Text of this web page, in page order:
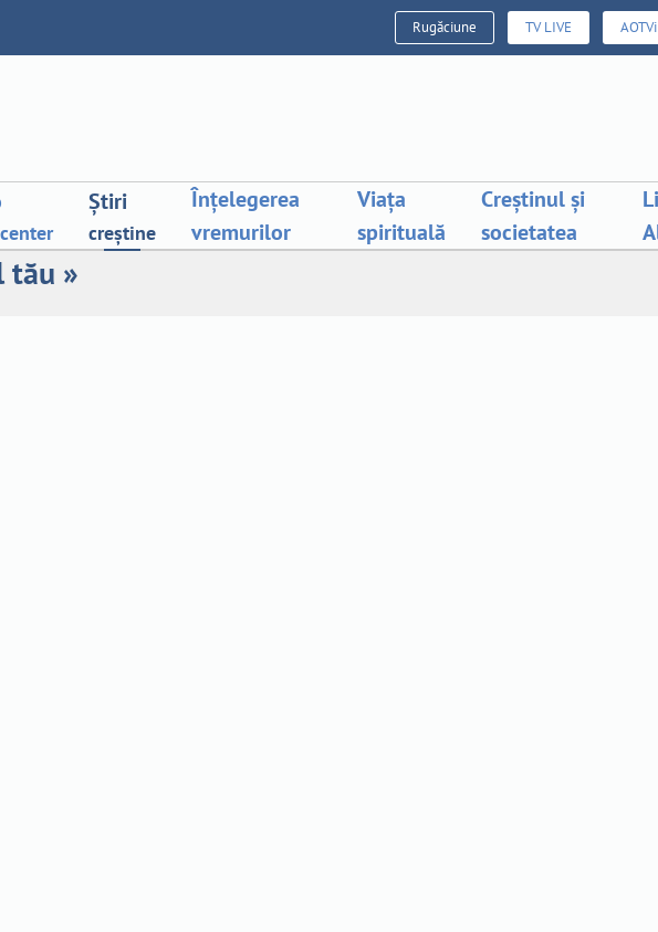
Rugăciune TV LIVE AOTVi
Știri
creștine
Înțelegerea
vremurilor
Viața
spirituală
Creștinul și
societatea
tău »